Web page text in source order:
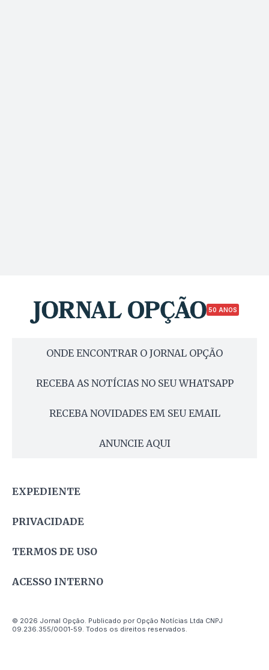
50 ANOS
ONDE ENCONTRAR O JORNAL OPÇÃO
RECEBA AS NOTÍCIAS NO SEU WHATSAPP
RECEBA NOVIDADES EM SEU EMAIL
ANUNCIE AQUI
EXPEDIENTE
PRIVACIDADE
TERMOS DE USO
ACESSO INTERNO
© 2026 Jornal Opção. Publicado por Opção Notícias Ltda CNPJ
09.236.355/0001-59. Todos os direitos reservados.